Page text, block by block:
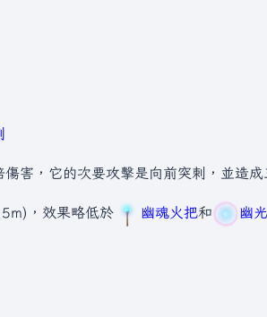
害，它的次要攻擊是向前突刺，並造
，效果略低於 幽魂火把和 幽光